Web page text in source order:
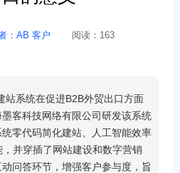
： AB 客户 阅读： 163
站系统在促进B2B外贸出口方面
客科技网络有限公司研发该系统
零代码简化建站、人工智能效率
并穿插了网站建设和数字营销
问答环节，增强客户参与度，旨